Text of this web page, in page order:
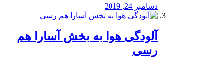
دسامبر 24, 2019
آلودگی هوا به بخش آسارا هم
رسی